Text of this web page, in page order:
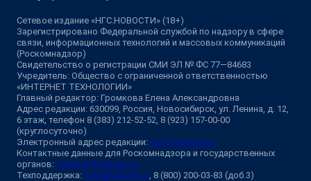
Сетевое издание «НГС.НОВОСТИ» (18+)
Зарегистрировано Федеральной службой по надзору в сфере
связи, информационных технологий и массовых коммуникаций
(Роскомнадзор)
Свидетельство о регистрации СМИ ЭЛ № ФС 77—84683
Учредитель: Общество с ограниченной ответственностью
«ИНТЕРНЕТ ТЕХНОЛОГИИ»
Главный редактор: Громкова Елена Александровна
Адрес редакции: 630099, Россия, Новосибирск, ул. Ленина, д. 12,
6 этаж, телефон 8 (383) 212-52-52, 8 (923) 157-00-00
(круглосуточно)
Электронный адрес редакции: ngs@shkulev.ru
Контактные данные для Роскомнадзора и государственных
органов: juristnsk@shkulev.ru
Техподдержка: help@shkulev.ru, 8 (800) 200-03-83 (доб.3)